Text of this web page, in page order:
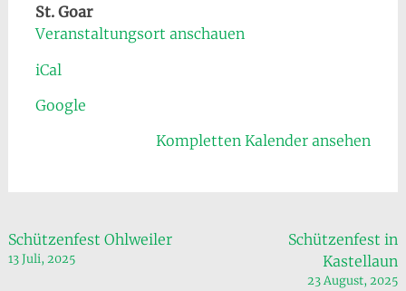
St. Goar
Veranstaltungsort anschauen
iCal
Google
Kompletten Kalender ansehen
Beitragsnavigation
Schützenfest Ohlweiler
13 Juli, 2025
Schützenfest in
Kastellaun
23 August, 2025